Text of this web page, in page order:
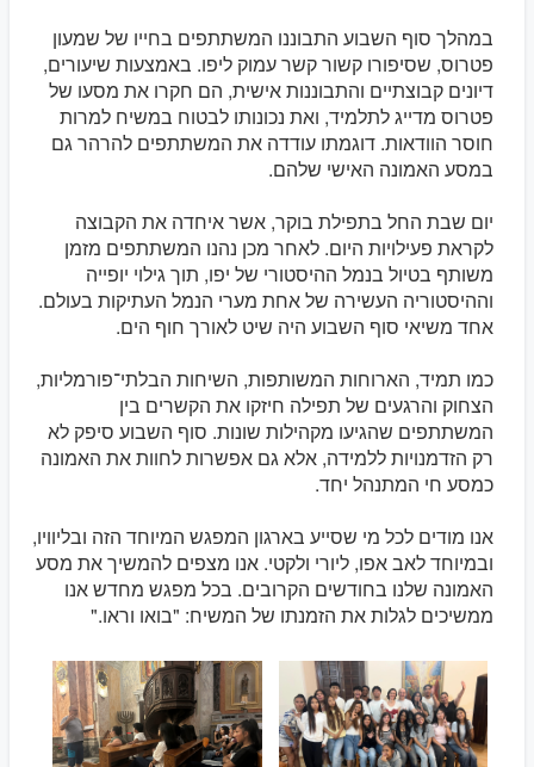
במהלך סוף השבוע התבוננו המשתתפים בחייו של שמעון
פטרוס, שסיפורו קשור קשר עמוק ליפו. באמצעות שיעורים,
דיונים קבוצתיים והתבוננות אישית, הם חקרו את מסעו של
פטרוס מדייג לתלמיד, ואת נכונותו לבטוח במשיח למרות
חוסר הוודאות. דוגמתו עודדה את המשתתפים להרהר גם
במסע האמונה האישי שלהם.
יום שבת החל בתפילת בוקר, אשר איחדה את הקבוצה
לקראת פעילויות היום. לאחר מכן נהנו המשתתפים מזמן
משותף בטיול בנמל ההיסטורי של יפו, תוך גילוי יופייה
וההיסטוריה העשירה של אחת מערי הנמל העתיקות בעולם.
אחד משיאי סוף השבוע היה שיט לאורך חוף הים.
כמו תמיד, הארוחות המשותפות, השיחות הבלתי־פורמליות,
הצחוק והרגעים של תפילה חיזקו את הקשרים בין
המשתתפים שהגיעו מקהילות שונות. סוף השבוע סיפק לא
רק הזדמנויות ללמידה, אלא גם אפשרות לחוות את האמונה
כמסע חי המתנהל יחד.
אנו מודים לכל מי שסייע בארגון המפגש המיוחד הזה ובליוויו,
ובמיוחד לאב אפו, ליורי ולקטי. אנו מצפים להמשיך את מסע
האמונה שלנו בחודשים הקרובים. בכל מפגש מחדש אנו
ממשיכים לגלות את הזמנתו של המשיח: "בואו וראו."